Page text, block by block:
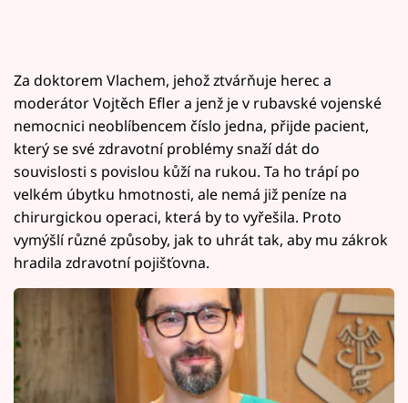
Za doktorem Vlachem, jehož ztvárňuje herec a
moderátor Vojtěch Efler a jenž je v rubavské vojenské
nemocnici neoblíbencem číslo jedna, přijde pacient,
který se své zdravotní problémy snaží dát do
souvislosti s povislou kůží na rukou. Ta ho trápí po
velkém úbytku hmotnosti, ale nemá již peníze na
chirurgickou operaci, která by to vyřešila. Proto
vymýšlí různé způsoby, jak to uhrát tak, aby mu zákrok
hradila zdravotní pojišťovna.